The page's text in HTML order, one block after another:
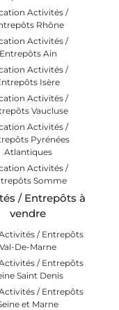
Activités /
Rhône
Activités /
Entrepôts Ain
Activités /
Isère
Activités /
Vaucluse
Activités /
Pyrénées
Atlantiques
Activités /
Somme
/ Entrepôts à
vendre
/ Entrepôts
Val-De-Marne
/ Entrepôts
Saint Denis
/ Entrepôts
et Marne